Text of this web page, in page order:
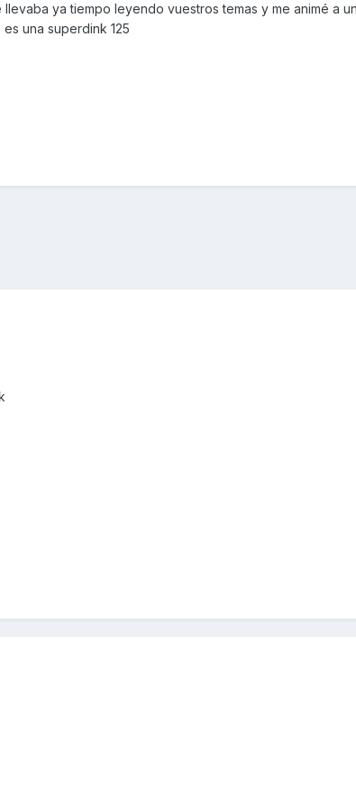
ya tiempo leyendo vuestros temas y me animé a
una superdink 125